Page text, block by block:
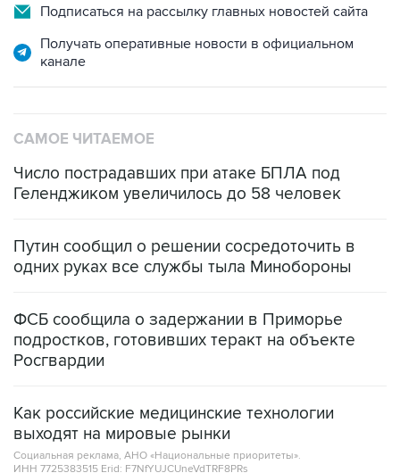
Подписаться на рассылку главных новостей сайта
Получать оперативные новости в официальном
канале
САМОЕ ЧИТАЕМОЕ
Число пострадавших при атаке БПЛА под
Геленджиком увеличилось до 58 человек
Путин сообщил о решении сосредоточить в
одних руках все службы тыла Минобороны
ФСБ сообщила о задержании в Приморье
подростков, готовивших теракт на объекте
Росгвардии
Как российские медицинские технологии
выходят на мировые рынки
Социальная реклама, АНО «Национальные приоритеты».
ИНН 7725383515 Erid: F7NfYUJCUneVdTRF8PRs